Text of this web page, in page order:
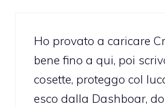
Ho provato a caricare
bene fino a qui, poi
cosette, proteggo col
esco dalla Dashboar,